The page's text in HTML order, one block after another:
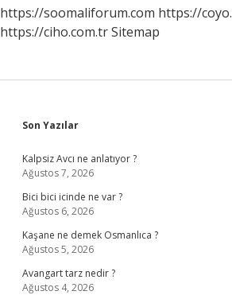
https://soomaliforum.com https://
https://ciho.com.trSitemap
Sidebar
Son Yazılar
Kalpsiz Avcı ne anlatıyor ?
Ağustos 7, 2026
Bici bici icinde ne var ?
Ağustos 6, 2026
Kaşane ne demek Osmanlıca ?
Ağustos 5, 2026
Avangart tarz nedir ?
Ağustos 4, 2026